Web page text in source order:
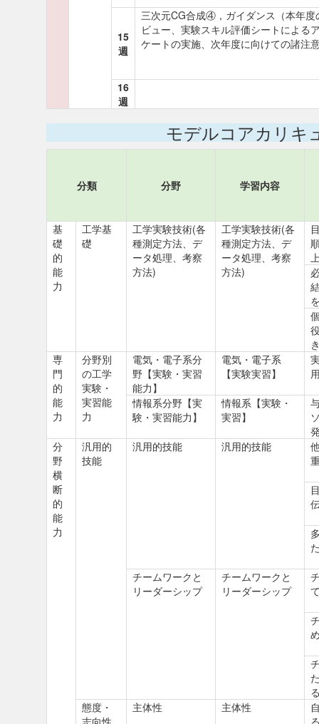
15
週
三次元CG合成④，ガイダンス（本年度
ビュー、実験スキル評価シートによる
ケートの実施、次年度に向けての諸注
16
週
モデルコアカリキ
分類 分野 学習内容
基
礎
的
能
力
工学基
礎
工学実験技術(各
種測定方法、デ
ータ処理、考察
方法)
工学実験技術(各
種測定方法、デ
ータ処理、考察
方法)
専
門
的
能
力
分野別
の工学
実験・
実習能
力
電気・電子系分
野【実験・実習
能力】
電気・電子系
【実験実習】
情報系分野【実
験・実習能力】
情報系【実験・
実習】
分
野
横
断
的
能
力
汎用的
技能
汎用的技能 汎用的技能
チームワークと
リーダーシップ
チームワークと
リーダーシップ
態度・
志向性
主体性 主体性